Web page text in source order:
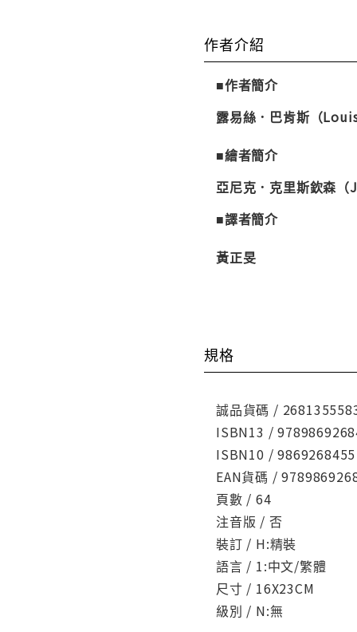
作者介紹
■作者簡介
露易絲．巴肯斯（
■繪者簡介
亞尼克．克里斯欽森（
■譯者簡介
黃正旻
規格
誠品貨碼 /
ISBN13 /
ISBN10 / 9869268455
EAN貨碼 /
頁數 / 64
注音版 / 否
裝訂 / H:精裝
語言 / 1:中文/繁體
尺寸 / 16X23CM
級別 / N:無